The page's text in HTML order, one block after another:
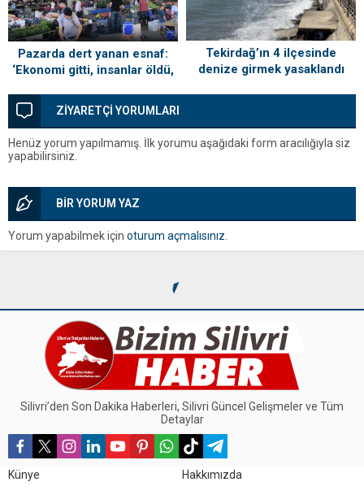
Pazarda dert yanan esnaf:
‘Ekonomi gitti, insanlar öldü,
lazım’
Tekirdağ’ın 4 ilçesinde
denize girmek yasaklandı
ZİYARETÇİ YORUMLARI
Henüz yorum yapılmamış. İlk yorumu aşağıdaki form aracılığıyla siz
yapabilirsiniz.
BİR YORUM YAZ
Yorum yapabilmek için oturum açmalısınız
Silivri’den Son Dakika Haberleri, Silivri Güncel Gelişmeler ve Tüm
Detaylar
Künye Hakkımızda